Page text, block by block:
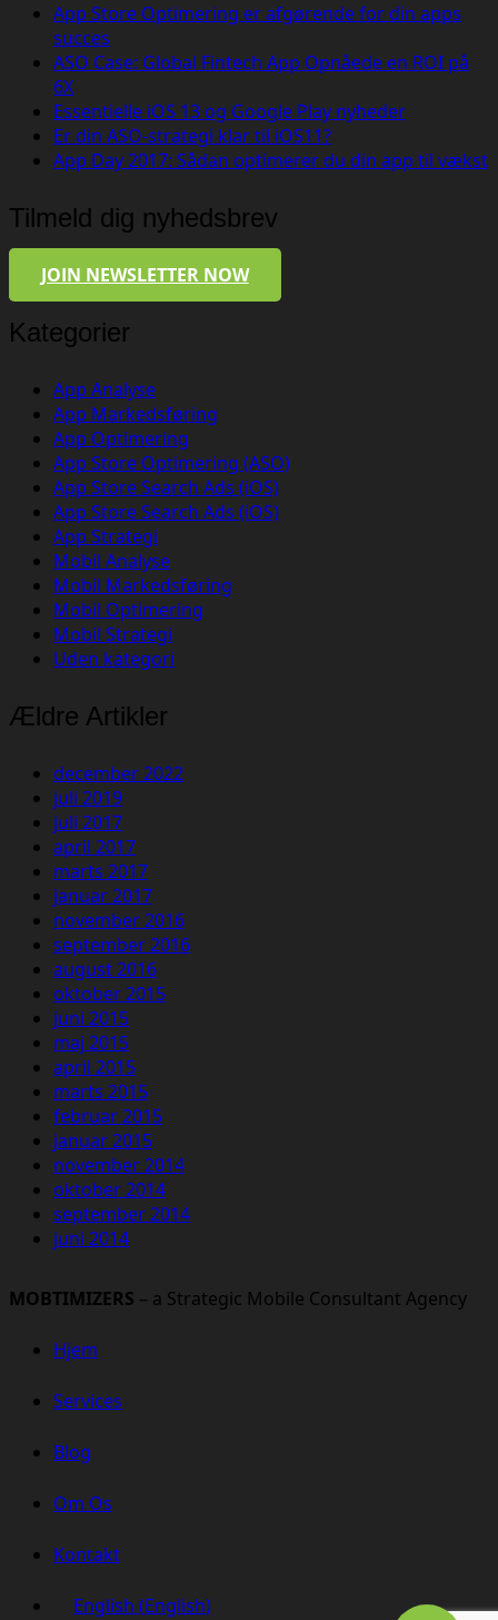
App Store Optimering er afgørende for din apps
succes
ASO Case: Global Fintech App Opnåede en ROI på
6X
Essentielle iOS 13 og Google Play nyheder
Er din ASO-strategi klar til iOS11?
App Day 2017: Sådan optimerer du din app til vækst
Tilmeld dig nyhedsbrev
JOIN NEWSLETTER NOW
Kategorier
App Analyse
App Markedsføring
App Optimering
App Store Optimering (ASO)
App Store Search Ads (iOS)
App Store Search Ads (iOS)
App Strategi
Mobil Analyse
Mobil Markedsføring
Mobil Optimering
Mobil Strategi
Uden kategori
Ældre Artikler
december 2022
juli 2019
juli 2017
april 2017
marts 2017
januar 2017
november 2016
september 2016
august 2016
oktober 2015
juni 2015
maj 2015
april 2015
marts 2015
februar 2015
januar 2015
november 2014
oktober 2014
september 2014
juni 2014
MOBTIMIZERS – a Strategic Mobile Consultant Agency
Hjem
Services
Blog
Om Os
Kontakt
English (English)